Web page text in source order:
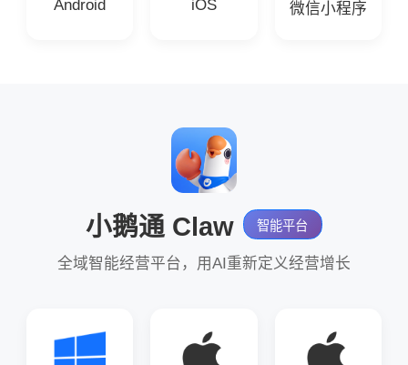
Android iOS 微信小程序
小鹅通 Claw 智能平台
全域智能经营平台，用AI重新定义经营增长